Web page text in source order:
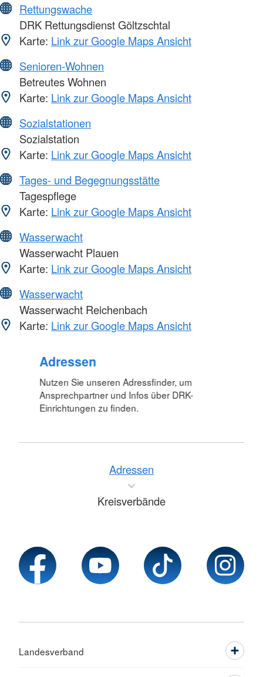
Rettungswache
DRK Rettungsdienst Göltzschtal
Karte: Link zur Google Maps Ansicht
Senioren-Wohnen
Betreutes Wohnen
Karte: Link zur Google Maps Ansicht
Sozialstationen
Sozialstation
Karte: Link zur Google Maps Ansicht
Tages- und Begegnungsstätte
Tagespflege
Karte: Link zur Google Maps Ansicht
Wasserwacht
Wasserwacht Plauen
Karte: Link zur Google Maps Ansicht
Wasserwacht
Wasserwacht Reichenbach
Karte: Link zur Google Maps Ansicht
Adressen
Nutzen Sie unseren Adressfinder, um
Ansprechpartner und Infos über DRK-
Einrichtungen zu finden.
Adressen
Kreisverbände
Landesverband